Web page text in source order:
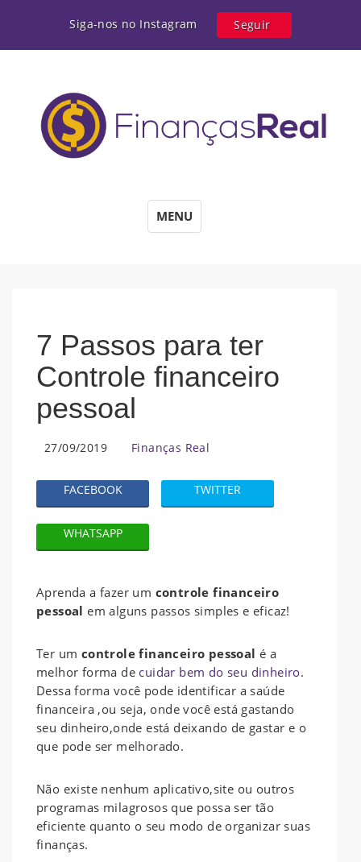
Siga-nos no Instagram Seguir
MENU
7 Passos para ter
Controle financeiro
pessoal
27/09/2019 Finanças Real
FACEBOOK TWITTER
WHATSAPP
Aprenda a fazer um controle financeiro
pessoal em alguns passos simples e eficaz!
Ter um controle financeiro pessoal é a
melhor forma de cuidar bem do seu dinheiro.
Dessa forma você pode identificar a saúde
financeira ,ou seja, onde você está gastando
seu dinheiro,onde está deixando de gastar e o
que pode ser melhorado.
Não existe nenhum aplicativo,site ou outros
programas milagrosos que possa ser tão
eficiente quanto o seu modo de organizar suas
finanças.